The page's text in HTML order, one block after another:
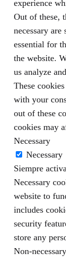
experience
Out of these,
necessary
essential for
the website.
us analyze
These
with your
out of these
cookies may
Necessary
Necessary
Siempre
Necessary
website to
includes
security
store any
Non-necessary